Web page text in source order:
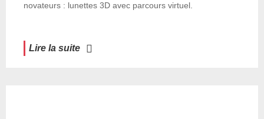
novateurs : lunettes 3D avec parcours virtuel.
Lire la suite